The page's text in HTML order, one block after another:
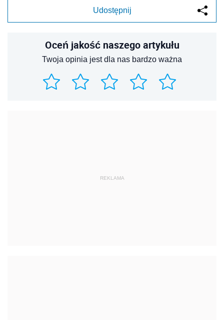
Udostępnij
Oceń jakość naszego artykułu
Twoja opinia jest dla nas bardzo ważna
REKLAMA